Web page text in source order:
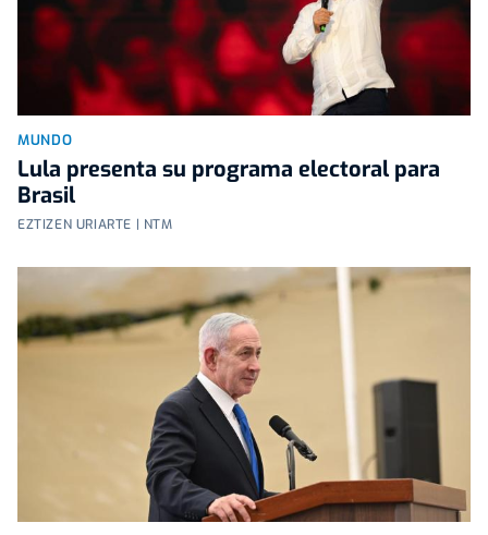
MUNDO
Lula presenta su programa electoral para
Brasil
EZTIZEN URIARTE | NTM